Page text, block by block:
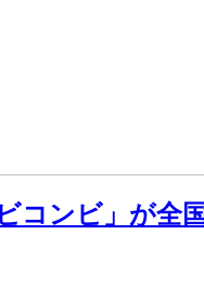
コンビ」が全